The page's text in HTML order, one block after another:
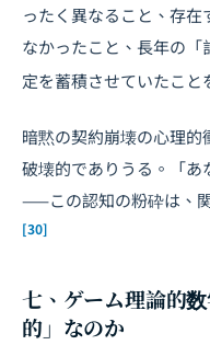
ったく異なること、存
なかったこと、長年の
定を蓄積させていたこと
暗黙の契約崩壊の心理
破壊的でありうる。「あ
——この認知の粉砕は、
[30]
七、ゲーム理論的
的」なのか